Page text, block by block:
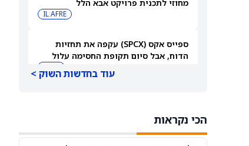
מחוזי לתכנית פרויקט אבא הלל
IL:AFRE
ספייס אקס (SPCX) עקפה את תחזיות
הדוח, אבל סיום תקופת החסימה עלול
התעסוקה של יולי
עוד בחדשות השוק >
הכי נקראות